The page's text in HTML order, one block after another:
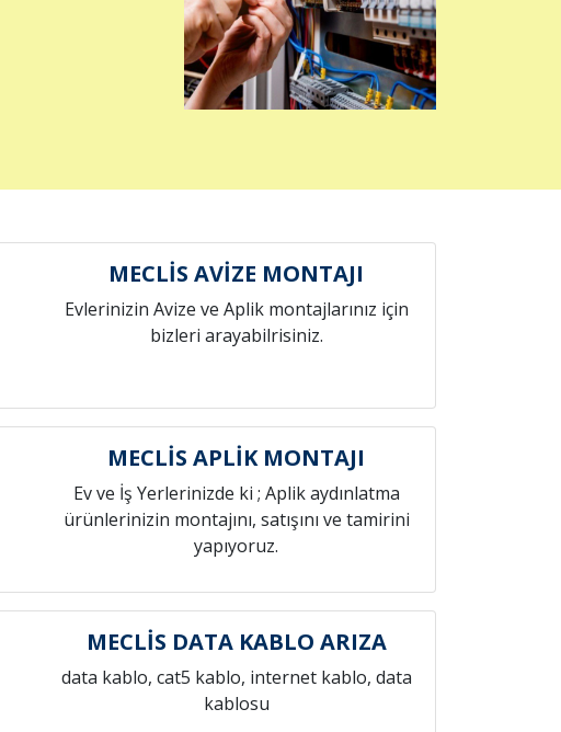
MECLİS AVİZE MONTAJI
Evlerinizin Avize ve Aplik montajlarınız için
bizleri arayabilrisiniz.
MECLİS APLİK MONTAJI
Ev ve İş Yerlerinizde ki ; Aplik aydınlatma
ürünlerinizin montajını, satışını ve tamirini
yapıyoruz.
MECLİS DATA KABLO ARIZA
data kablo, cat5 kablo, internet kablo, data
kablosu